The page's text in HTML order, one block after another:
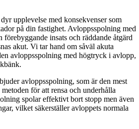
upplevelse med konsekvenser som
på din fastighet. Avloppsspolning med
insats och räddande åtgärd
akut. Vi tar hand om såväl akuta
avloppsspolning med högtryck i avlopp,
avloppsspolning, som är den mest
för att rensa och underhålla
spolar effektivt bort stopp men även
vilket säkerställer avloppets normala